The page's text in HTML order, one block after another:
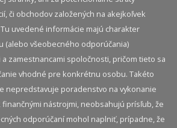
či obchodov založených na akejkoľvek
uvedené informácie majú charakter
(alebo všeobecného odporúčania)
zamestnancami spoločnosti, pričom tieto sa
vhodné pre konkrétnu osobu. Takéto
nepredstavuje poradenstvo na vykonanie
nástrojmi, neobsahujú prísľub, že
odporúčaní mohol naplniť, prípadne, že